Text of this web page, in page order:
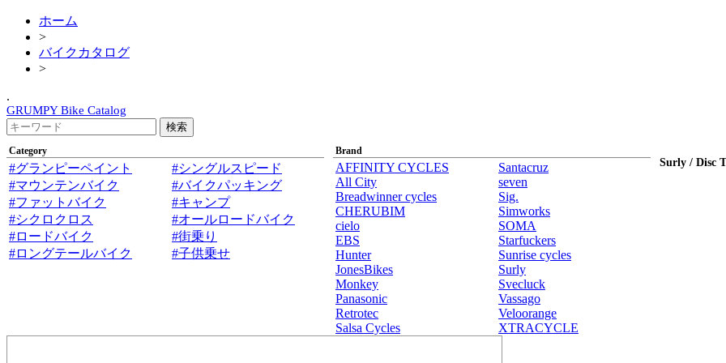
ホーム
>
バイクカタログ
>
.
GRUMPY Bike Catalog
Category
#グランピーペイント
#マウンテンバイク
#ファットバイク
#シクロクロス
#ロードバイク
#ロングテールバイク
#シングルスピード
#バイクパッキング
#キャンプ
#オールロードバイク
#街乗り
#子供乗せ
Brand
AFFINITY CYCLES
All City
Breadwinner cycles
CHERUBIM
cielo
EBS
Hunter
JonesBikes
Monkey
Panasonic
Retrotec
Salsa Cycles
Santacruz
seven
Sig.
Simworks
SOMA
Starfuckers
Sunrise cycles
Surly
Svecluck
Vassago
Veloorange
XTRACYCLE
Surly / Disc